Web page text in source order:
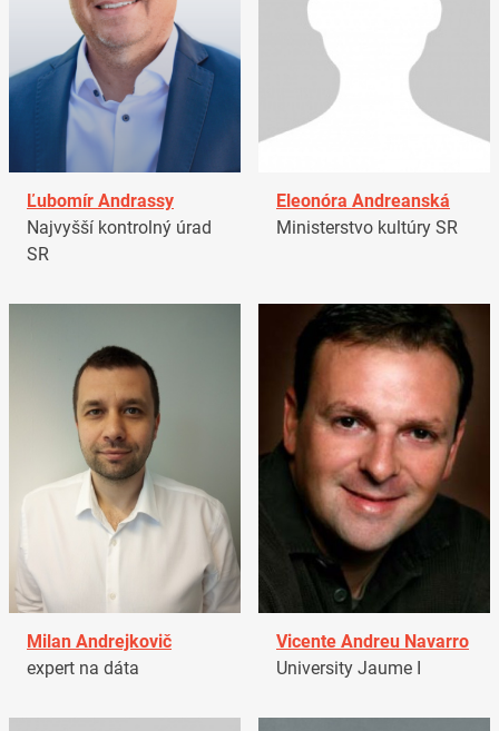
Ľubomír Andrassy
Najvyšší kontrolný úrad
SR
Eleonóra Andreanská
Ministerstvo kultúry SR
Milan Andrejkovič
expert na dáta
Vicente Andreu Navarro
University Jaume I